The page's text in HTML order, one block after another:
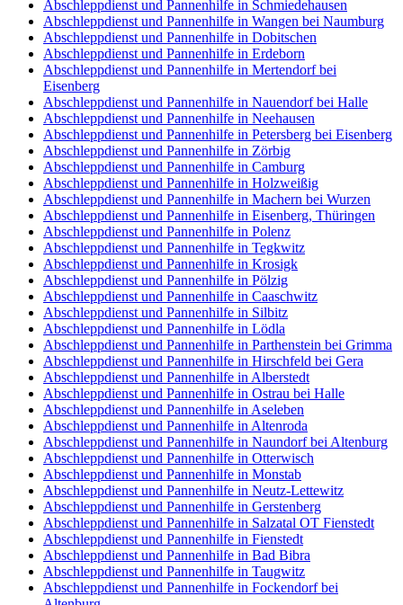
Abschleppdienst und Pannenhilfe in Schmiedehausen
Abschleppdienst und Pannenhilfe in Wangen bei Naumburg
Abschleppdienst und Pannenhilfe in Dobitschen
Abschleppdienst und Pannenhilfe in Erdeborn
Abschleppdienst und Pannenhilfe in Mertendorf bei
Eisenberg
Abschleppdienst und Pannenhilfe in Nauendorf bei Halle
Abschleppdienst und Pannenhilfe in Neehausen
Abschleppdienst und Pannenhilfe in Petersberg bei Eisenberg
Abschleppdienst und Pannenhilfe in Zörbig
Abschleppdienst und Pannenhilfe in Camburg
Abschleppdienst und Pannenhilfe in Holzweißig
Abschleppdienst und Pannenhilfe in Machern bei Wurzen
Abschleppdienst und Pannenhilfe in Eisenberg, Thüringen
Abschleppdienst und Pannenhilfe in Polenz
Abschleppdienst und Pannenhilfe in Tegkwitz
Abschleppdienst und Pannenhilfe in Krosigk
Abschleppdienst und Pannenhilfe in Pölzig
Abschleppdienst und Pannenhilfe in Caaschwitz
Abschleppdienst und Pannenhilfe in Silbitz
Abschleppdienst und Pannenhilfe in Lödla
Abschleppdienst und Pannenhilfe in Parthenstein bei Grimma
Abschleppdienst und Pannenhilfe in Hirschfeld bei Gera
Abschleppdienst und Pannenhilfe in Alberstedt
Abschleppdienst und Pannenhilfe in Ostrau bei Halle
Abschleppdienst und Pannenhilfe in Aseleben
Abschleppdienst und Pannenhilfe in Altenroda
Abschleppdienst und Pannenhilfe in Naundorf bei Altenburg
Abschleppdienst und Pannenhilfe in Otterwisch
Abschleppdienst und Pannenhilfe in Monstab
Abschleppdienst und Pannenhilfe in Neutz-Lettewitz
Abschleppdienst und Pannenhilfe in Gerstenberg
Abschleppdienst und Pannenhilfe in Salzatal OT Fienstedt
Abschleppdienst und Pannenhilfe in Fienstedt
Abschleppdienst und Pannenhilfe in Bad Bibra
Abschleppdienst und Pannenhilfe in Taugwitz
Abschleppdienst und Pannenhilfe in Fockendorf bei